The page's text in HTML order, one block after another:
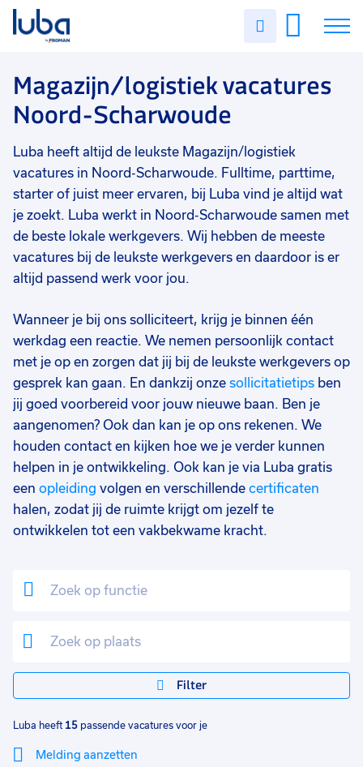
Uren
Vacatures
Over ons
Voor werkgevers
Contact
Magazijn/logistiek vacatures
Noord-Scharwoude
Luba heeft altijd de leukste Magazijn/logistiek
vacatures in Noord-Scharwoude. Fulltime, parttime,
starter of juist meer ervaren, bij Luba vind je altijd wat
je zoekt. Luba werkt in Noord-Scharwoude samen met
de beste lokale werkgevers. Wij hebben de meeste
vacatures bij de leukste werkgevers en daardoor is er
altijd passend werk voor jou.
Wanneer je bij ons solliciteert, krijg je binnen één
werkdag een reactie. We nemen persoonlijk contact
met je op en zorgen dat jij bij de leukste werkgevers op
gesprek kan gaan. En dankzij onze sollicitatietips ben
jij goed voorbereid voor jouw nieuwe baan. Ben je
aangenomen? Ook dan kan je op ons rekenen. We
houden contact en kijken hoe we je verder kunnen
helpen in je ontwikkeling. Ook kan je via Luba gratis
een opleiding volgen en verschillende certificaten
halen, zodat jij de ruimte krijgt om jezelf te
ontwikkelen tot een vakbekwame kracht.
Filter
Filter vacatures
Vakgebied 0
Magazijn/logistiek
Opleidingsniveau
Mbo
Soort contract 0
Uitzicht op vast 13
Vast 4
Tijdelijk
Uren per week 0
37 - 40+ uur 14
17 - 24 uur 1
0 - 8 uur 1
Luba heeft 15 passende vacatures voor je
Melding aanzetten